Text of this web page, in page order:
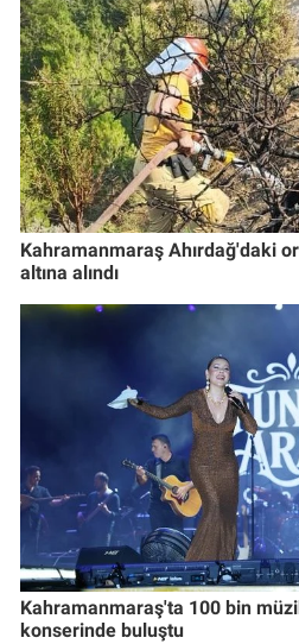
Kahramanmaraş Ahırdağ'daki
altına alındı
Kahramanmaraş'ta 100 bin
konserinde buluştu